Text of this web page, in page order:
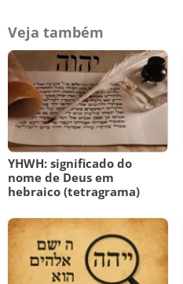
Veja também
YHWH: significado do
nome de Deus em
hebraico (tetragrama)